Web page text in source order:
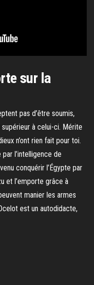
sur la
pas d’être soumis,
à celui-ci. Mérite
n’ont rien fait pour toi.
l’intelligence de
conquérir l’Égypte par
et l’emporte grâce à
manier les armes
est un autodidacte,